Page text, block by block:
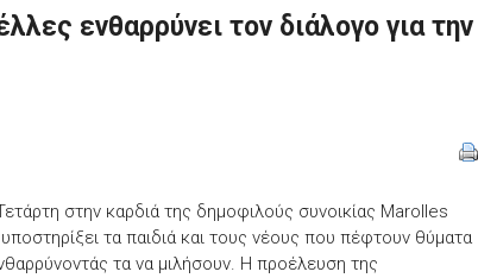
ενθαρρύνει τον διάλογο για την
στην καρδιά της δημοφιλούς συνοικίας Marolles
τα παιδιά και τους νέους που πέφτουν θύματα
τα να μιλήσουν. Η προέλευση της